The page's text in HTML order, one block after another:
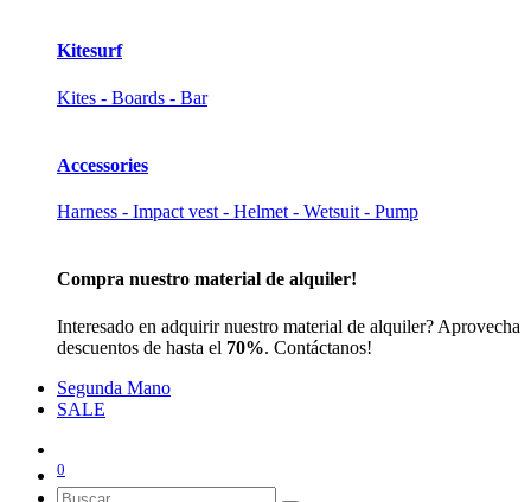
Kitesurf
Kites - Boards - Bar
Accessories
Harness - Impact vest - Helmet - Wetsuit - Pump
Compra nuestro material de alquiler!
Interesado en adquirir nuestro material de alquiler? Aprovecha
descuentos de hasta el 70%. Contáctanos!
Segunda Mano
SALE
0